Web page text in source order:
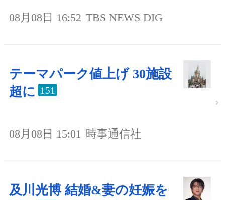
08月08日 16:52 TBS NEWS DIG
テーマパーク値上げ 30施設
超に 151
08月08日 15:01 時事通信社
及川光博 結婚&妻の妊娠を